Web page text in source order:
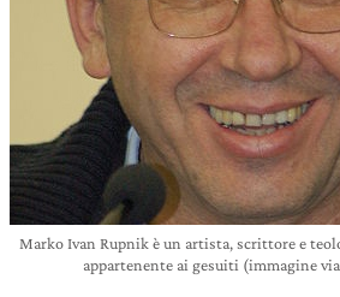
Marko Ivan Rupnik è un artista, scrittore e
appartenente ai gesuiti (immagine